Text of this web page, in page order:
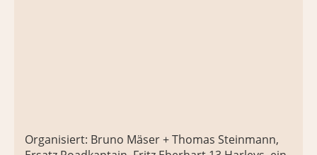
Organisiert: Bruno Mäser + Thomas Steinmann,